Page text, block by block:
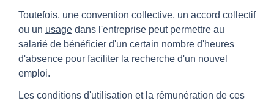
Toutefois, une convention collective, un accord collectif
ou un usage dans l'entreprise peut permettre au
salarié de bénéficier d'un certain nombre d'heures
d'absence pour faciliter la recherche d'un nouvel
emploi.
Les conditions d'utilisation et la rémunération de ces